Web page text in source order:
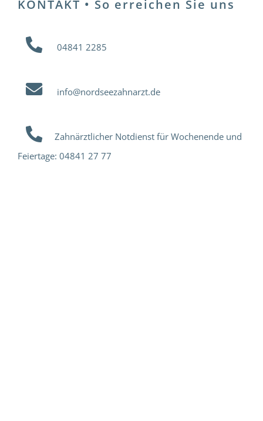
KONTAKT • So erreichen Sie uns
04841 2285
info@nordseezahnarzt.de
Zahnärztlicher Notdienst für Wochenende und
Feiertage: 04841 27 77